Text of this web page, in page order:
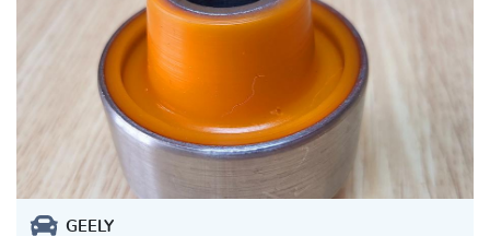
GEELY